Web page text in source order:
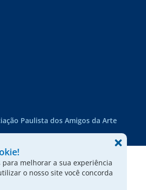
Paulista dos Amigos da Arte
para melhorar a sua experiência
o nosso site você concorda